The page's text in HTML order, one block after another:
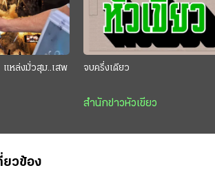
แหล่งมั่วสุม..เสพ จบครึ่งเดียว
สำนักข่าวหัวเขียว
ยวข้อง